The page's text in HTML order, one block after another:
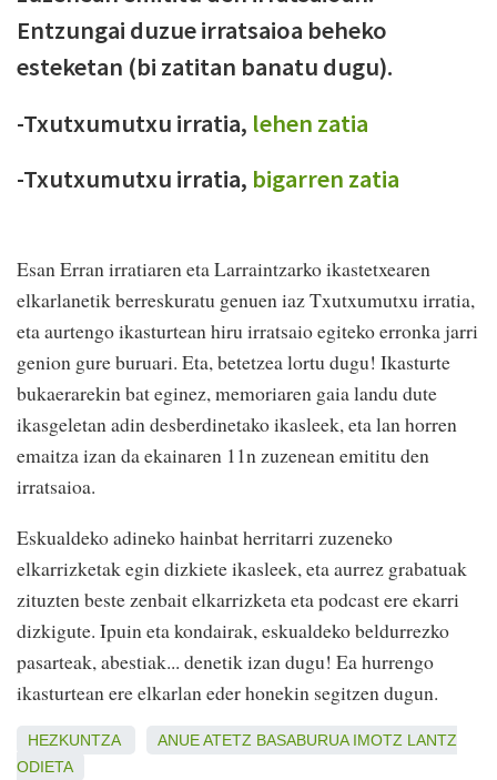
Entzungai duzue irratsaioa beheko
esteketan (bi zatitan banatu dugu).
-Txutxumutxu irratia, lehen zatia
-Txutxumutxu irratia, bigarren zatia
Esan Erran irratiaren eta Larraintzarko ikastetxearen
elkarlanetik berreskuratu genuen iaz Txutxumutxu irratia,
eta aurtengo ikasturtean hiru irratsaio egiteko erronka jarri
genion gure buruari. Eta, betetzea lortu dugu! Ikasturte
bukaerarekin bat eginez, memoriaren gaia landu dute
ikasgeletan adin desberdinetako ikasleek, eta lan horren
emaitza izan da ekainaren 11n zuzenean emititu den
irratsaioa.
Eskualdeko adineko hainbat herritarri zuzeneko
elkarrizketak egin dizkiete ikasleek, eta aurrez grabatuak
zituzten beste zenbait elkarrizketa eta podcast ere ekarri
dizkigute. Ipuin eta kondairak, eskualdeko beldurrezko
pasarteak, abestiak... denetik izan dugu! Ea hurrengo
ikasturtean ere elkarlan eder honekin segitzen dugun.
HEZKUNTZA ANUEATETZ BASABURUA IMOTZ LANTZ
ODIETA